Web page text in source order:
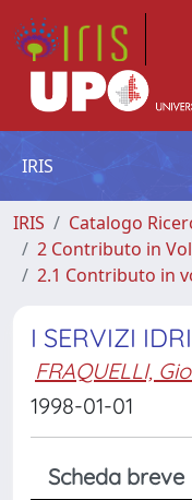
IRIS
IRIS
Catalogo
2 Contributo in
2.1 Contributo in
I SERVIZI
FRAQUELLI,
1998-01-01
Scheda breve